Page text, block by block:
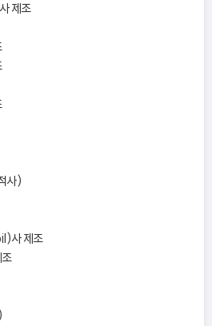
제조
사)
사 제조